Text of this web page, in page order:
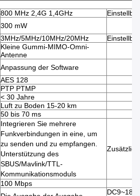
800 MHz 2,4G 1,4GHz
Einstellbar
300 mW
3MHz/5MHz/10MHz/20MHz
Einstellbar
Kleine Gummi-MIMO-Omni-
Antenne
Anpassung der Software
AES 128
PTP PTMP
< 30 Jahre
Luft zu Boden 15-20 km
50 bis 70 ms
Integrieren Sie mehrere
Funkverbindungen in eine, um
zu senden und zu empfangen.
Unterstützung des
SBUS/Mavlink/TTL-
Kommunikationsmoduls
Zusätzlich
100 Mbps
DC9~18V